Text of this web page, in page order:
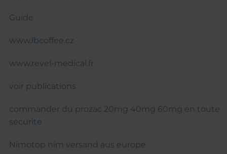
Guide
www.lbcoffee.cz
www.revel-medical.fr
voir publications
commander du prozac 20mg 40mg 60mg en toute
securite
Nimotop nim versand aus europe